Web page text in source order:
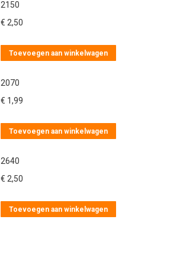
2150
€ 2,50
Toevoegen aan winkelwagen
2070
€ 1,99
Toevoegen aan winkelwagen
2640
€ 2,50
Toevoegen aan winkelwagen